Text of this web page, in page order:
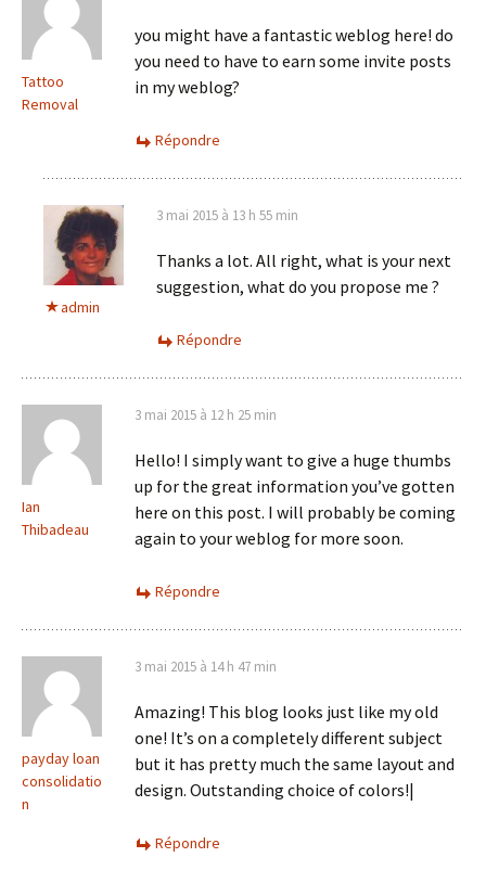
Tattoo
Removal
you might have a fantastic weblog here! do
you need to have to earn some invite posts
in my weblog?
Répondre
admin
3 mai 2015 à 13 h 55 min
Thanks a lot. All right, what is your next
suggestion, what do you propose me ?
Répondre
Ian
Thibadeau
3 mai 2015 à 12 h 25 min
Hello! I simply want to give a huge thumbs
up for the great information you’ve gotten
here on this post. I will probably be coming
again to your weblog for more soon.
Répondre
payday loan
consolidatio
n
3 mai 2015 à 14 h 47 min
Amazing! This blog looks just like my old
one! It’s on a completely different subject
but it has pretty much the same layout and
design. Outstanding choice of colors!|
Répondre